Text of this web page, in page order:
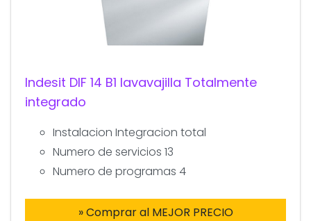
Indesit DIF 14 B1 lavavajilla Totalmente
integrado
Instalacion Integracion total
Numero de servicios 13
Numero de programas 4
» Comprar al MEJOR PRECIO